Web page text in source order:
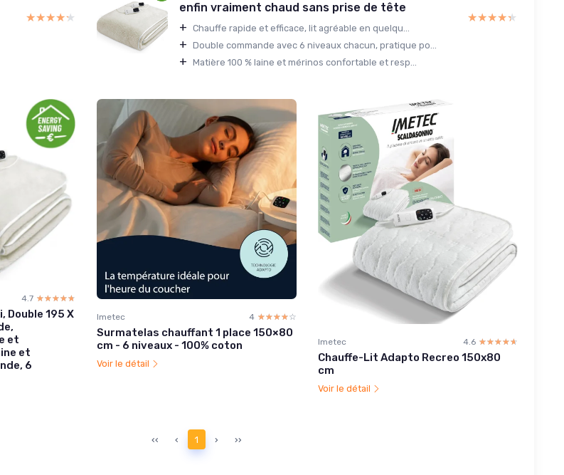
★★★★★
★★★★★
enfin vraiment chaud sans prise de tête
+ Chauffe rapide et efficace, lit agréable en quelqu...
+ Double commande avec 6 niveaux chacun, pratique po...
+ Matière 100 % laine et mérinos confortable et resp...
★★★★★
★★★★★
4.7 ☆☆☆☆☆
★★★★★
Double 195 X
et
et
6
Imetec 4 ☆☆☆☆☆
★★★★★
Surmatelas chauffant 1 place 150×80
cm - 6 niveaux - 100% coton
Voir le détail
Imetec 4.6 ☆☆☆☆☆
★★★★★
Chauffe-Lit Adapto Recreo 150x80
cm
Voir le détail
‹‹ ‹ 1 › ››